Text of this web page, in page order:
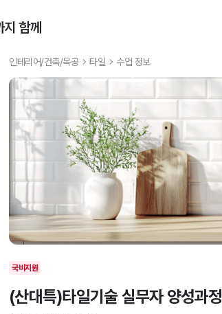
함께
인테리어/건축/목공 타일 수업 정보
국비지원
(산대특)타일기술 실무자 양성과정